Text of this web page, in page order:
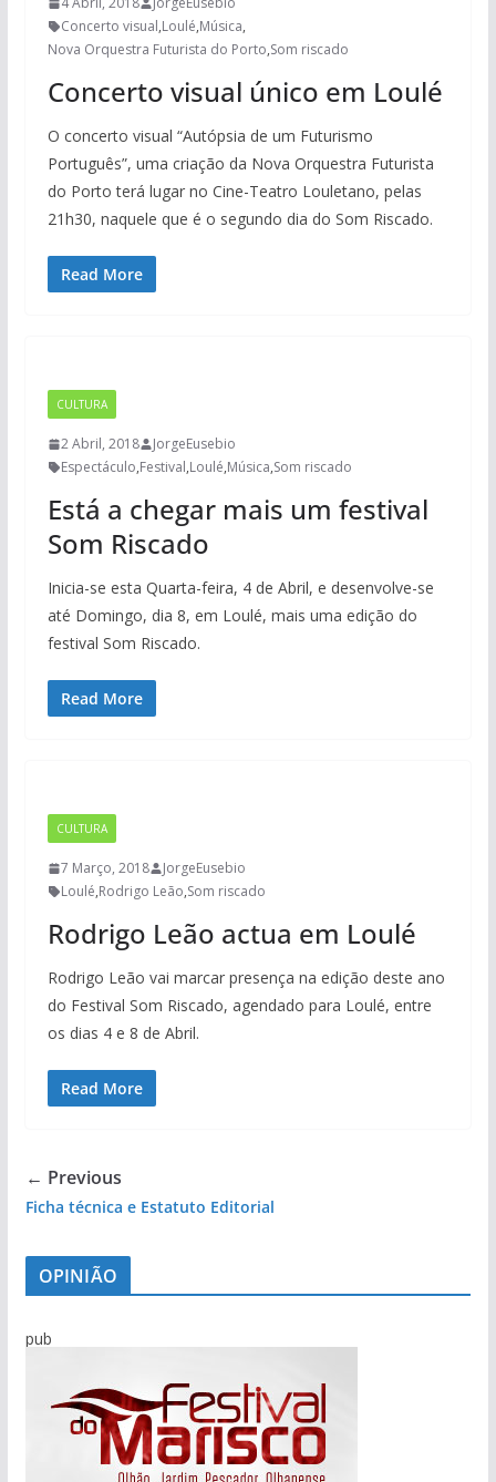
Concerto visual,Loulé,Música,
Nova Orquestra Futurista do Porto,Som riscado
Concerto visual único em Loulé
O concerto visual “Autópsia de um Futurismo
Português”, uma criação da Nova Orquestra Futurista
do Porto terá lugar no Cine-Teatro Louletano, pelas
21h30, naquele que é o segundo dia do Som Riscado.
Read More
CULTURA
2 Abril, 2018
JorgeEusebio
Espectáculo,Festival,Loulé,Música,Som riscado
Está a chegar mais um festival
Som Riscado
Inicia-se esta Quarta-feira, 4 de Abril, e desenvolve-se
até Domingo, dia 8, em Loulé, mais uma edição do
festival Som Riscado.
Read More
CULTURA
7 Março, 2018
JorgeEusebio
Loulé,Rodrigo Leão,Som riscado
Rodrigo Leão actua em Loulé
Rodrigo Leão vai marcar presença na edição deste ano
do Festival Som Riscado, agendado para Loulé, entre
os dias 4 e 8 de Abril.
Read More
← Previous
Ficha técnica e Estatuto Editorial
OPINIÃO
pub